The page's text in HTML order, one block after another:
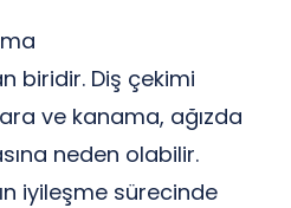
biridir. Diş çekimi
ve kanama, ağızda
neden olabilir.
iyileşme sürecinde